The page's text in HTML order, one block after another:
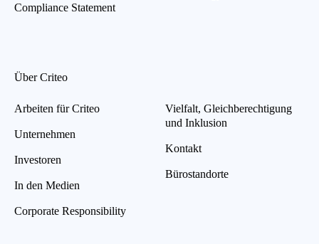
Compliance Statement
Über Criteo
Arbeiten für Criteo
Unternehmen
Investoren
In den Medien
Corporate Responsibility
Vielfalt, Gleichberechtigung
und Inklusion
Kontakt
Bürostandorte